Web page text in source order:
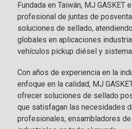
Fundada en Taiwán, MJ GASKET
profesional de juntas de
soluciones de sellado,
globales en aplicaciones
vehículos pickup diésel y
Con años de experiencia en la
enfoque en la calidad, MJ
ofrecer soluciones de sellado
que satisfagan las necesidades
profesionales, ensambladores